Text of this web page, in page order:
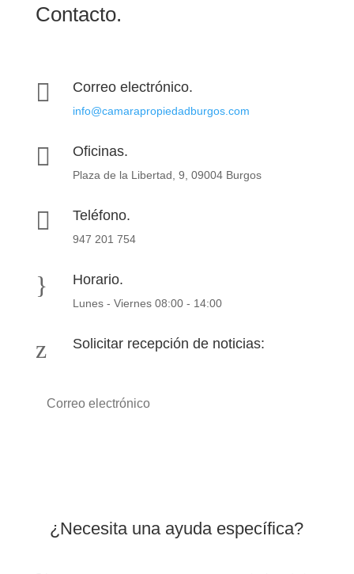
Contacto.
 Correo electrónico.
info@camarapropiedadburgos.com
 Oficinas.
Plaza de la Libertad, 9, 09004 Burgos
 Teléfono.
947 201 754
} Horario.
Lunes - Viernes 08:00 - 14:00
z Solicitar recepción de noticias:
¿Necesita una ayuda específica?